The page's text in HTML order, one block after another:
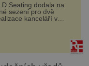
Seating dodala na
sezení pro dvě
kanceláří v
v anglickém
Tower. Komplex